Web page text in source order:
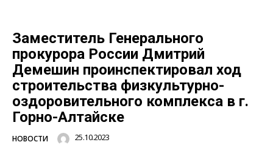
Заместитель Генерального
прокурора России Дмитрий
Демешин проинспектировал ход
строительства физкультурно-
оздоровительного комплекса в г.
Горно-Алтайске
НОВОСТИ 25.10.2023